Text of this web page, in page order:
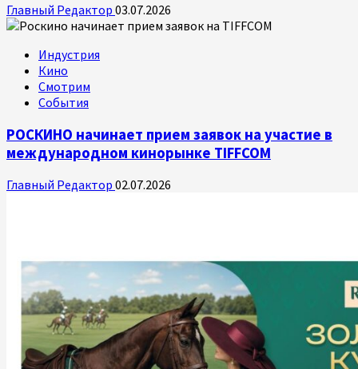
Главный Редактор 03.07.2026
Индустрия
Кино
Смотрим
События
РОСКИНО начинает прием заявок на участие в
международном кинорынке TIFFCOM
Главный Редактор 02.07.2026